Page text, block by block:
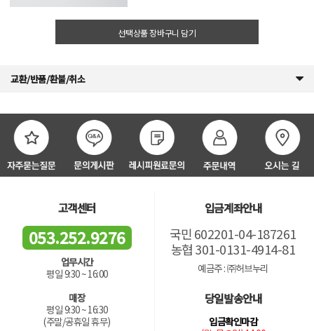
선택상품 장바구니 담기
교환/반품/환불/취소
고객센터
053.252.9276
업무시간
평일 9:30 ~ 16:00
매장
평일 9:30 ~ 16:30
(주말/공휴일 휴무)
입금계좌안내
국민 602201-04-187261
농협 301-0131-4914-81
예금주 : ㈜허브누리
당일발송안내
입금확인마감